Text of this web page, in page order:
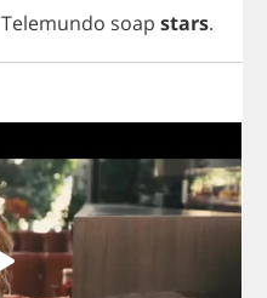
Telemundo soap stars.